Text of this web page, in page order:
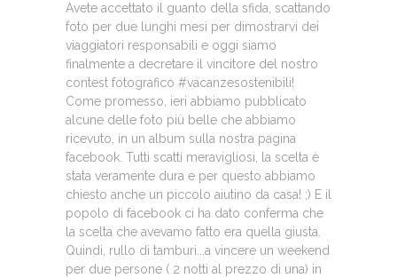
Avete accettato il guanto della sfida, scattando
foto per due lunghi mesi per dimostrarvi dei
viaggiatori responsabili e oggi siamo
finalmente a decretare il vincitore del nostro
contest fotografico #vacanzesostenibili!
Come promesso, ieri abbiamo pubblicato
alcune delle foto più belle che abbiamo
ricevuto, in un album sulla nostra pagina
facebook. Tutti scatti meravigliosi, la scelta è
stata veramente dura e per questo abbiamo
chiesto anche un piccolo aiutino da casa! ;) E il
popolo di facebook ci ha dato conferma che
la scelta che avevamo fatto era quella giusta.
Quindi, rullo di tamburi...a vincere un weekend
per due persone ( 2 notti al prezzo di una) in